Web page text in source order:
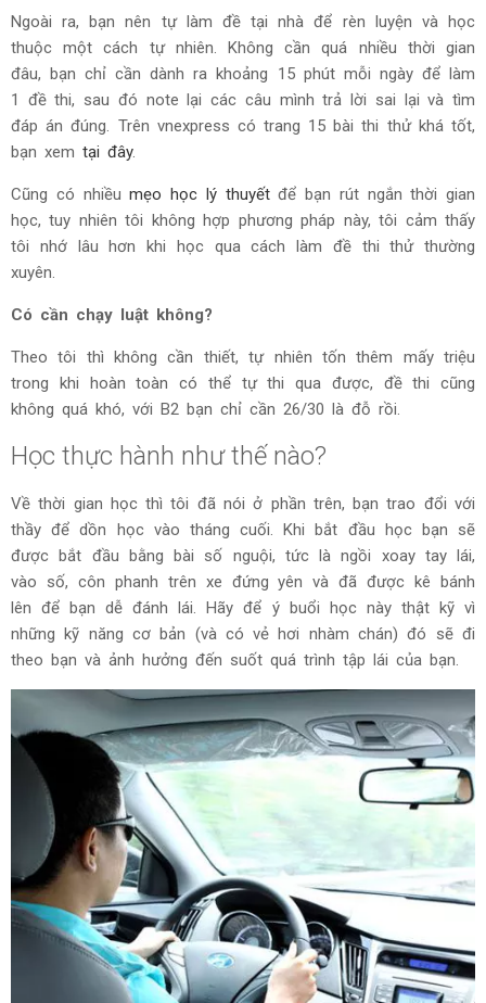
Ngoài ra, bạn nên tự làm đề tại nhà để rèn luyện và học
thuộc một cách tự nhiên. Không cần quá nhiều thời gian
đâu, bạn chỉ cần dành ra khoảng 15 phút mỗi ngày để làm
1 đề thi, sau đó note lại các câu mình trả lời sai lại và tìm
đáp án đúng. Trên vnexpress có trang 15 bài thi thử khá tốt,
bạn xem tại đây.
Cũng có nhiềumẹo học lý thuyếtđể bạn rút ngắn thời gian
học, tuy nhiên tôi không hợp phương pháp này, tôi cảm thấy
tôi nhớ lâu hơn khi học qua cách làm đề thi thử thường
xuyên.
Có cần chạy luật không?
Theo tôi thì không cần thiết, tự nhiên tốn thêm mấy triệu
trong khi hoàn toàn có thể tự thi qua được, đề thi cũng
không quá khó, với B2 bạn chỉ cần 26/30 là đỗ rồi.
Học thực hành như thế nào?
Về thời gian học thì tôi đã nói ở phần trên, bạn trao đổi với
thầy để dồn học vào tháng cuối. Khi bắt đầu học bạn sẽ
được bắt đầu bằng bài số nguội, tức là ngồi xoay tay lái,
vào số, côn phanh trên xe đứng yên và đã được kê bánh
lên để bạn dễ đánh lái. Hãy để ý buổi học này thật kỹ vì
những kỹ năng cơ bản (và có vẻ hơi nhàm chán) đó sẽ đi
theo bạn và ảnh hưởng đến suốt quá trình tập lái của bạn.